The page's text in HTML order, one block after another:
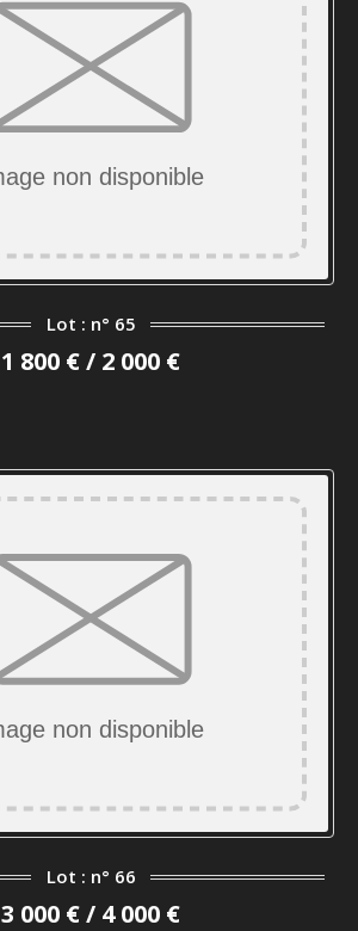
Lot : n° 65
1 800 € / 2 000 €
Lot : n° 66
3 000 € / 4 000 €